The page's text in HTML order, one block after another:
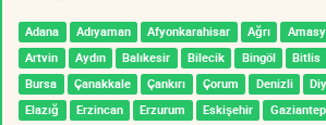
Adana Adıyaman Afyonkarahisar Ağrı
Artvin
Aydın Balıkesir Bilecik Bingöl Bitlis
Bursa
Çanakkale Çankırı Çorum Denizli
Elazığ
Erzincan Erzurum Eskişehir Gaziantep